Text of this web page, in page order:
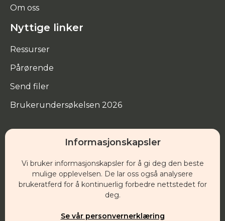
Informasjonskapsler
Vi bruker informasjonskapsler for å gi deg den beste
mulige opplevelsen. De lar oss også analysere
brukeratferd for å kontinuerlig forbedre nettstedet for
deg.
Se vår personvernerklæring
Om oss
Nyttige linker
Ressurser
Pårørende
Send filer
Brukerundersøkelsen 2026
Hovedkontor
Besøksadresse:
Klostergata 29